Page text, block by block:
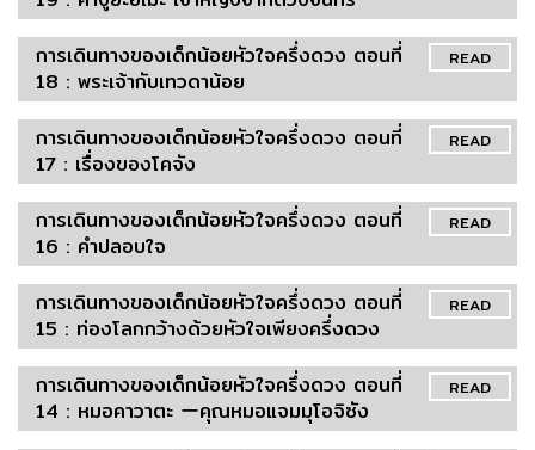
READ
การเดินทางของเด็กน้อยหัวใจครึ่งดวง ตอนที่
18 : พระเจ้ากับเทวดาน้อย
READ
การเดินทางของเด็กน้อยหัวใจครึ่งดวง ตอนที่
17 : เรื่องของโคจัง
READ
การเดินทางของเด็กน้อยหัวใจครึ่งดวง ตอนที่
16 : คำปลอบใจ
READ
การเดินทางของเด็กน้อยหัวใจครึ่งดวง ตอนที่
15 : ท่องโลกกว้างด้วยหัวใจเพียงครึ่งดวง
READ
การเดินทางของเด็กน้อยหัวใจครึ่งดวง ตอนที่
14 : หมอคาวาตะ ーคุณหมอแจมมุโอจิซัง